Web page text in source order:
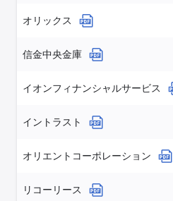
オリックス
信金中央金庫
イオンフィナンシャルサービス
イントラスト
オリエントコーポレーション
リコーリース